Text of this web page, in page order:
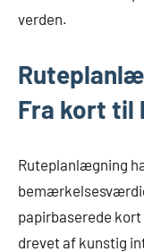
verden.
Fra kort til
Ruteplanlægning
papirbaserede
drevet af kunstig